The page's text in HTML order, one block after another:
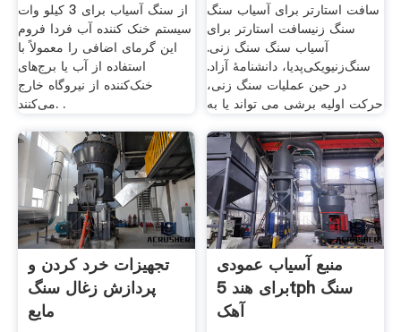
از سنگ آسیاب برای 3 کیلو وات
سیستم خنک کننده آب فردا فروم
این گرمای اضافی را معمولاً با
استفاده از آب یا برج‌های
خنک‌کننده از نیروگاه خارج
می‌کنند. .
سافت استارتر برای آسیاب سنگ
سنگ زنیسافت استارتر برای
آسیاب سنگ سنگ زنی.
سنگ‌زنیویکی‌پدیا، دانشنامهٔ آزاد.
در حین عملیات سنگ زنی،
حرکت اولیه برشی می تواند یا به
تجهیزات خرد کردن و
پردازش زغال سنگ
مایع
منبع آسیاب عمودی
برای هند 5tph سنگ
آهک